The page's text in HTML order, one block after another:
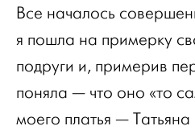
Все началось
я пошла на примерку
подруги и, примерив
поняла — что оно «то
моего платья —